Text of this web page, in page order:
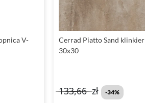
V-
Cerrad Piatto Sand klinkier
30x30
133,66zł -34%